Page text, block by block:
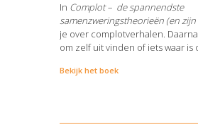
In Complot – de spannendste
samenzweringstheorieën (en zijn
je over complotverhalen.
om zelf uit vinden of iets waar is
Bekijk het boek